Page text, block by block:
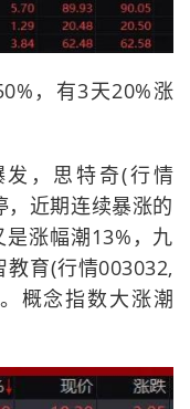
，有3天20%涨
，思特奇(行情
近期连续暴涨的
涨幅潮13%，九
育(行情003032,
概念指数大涨潮